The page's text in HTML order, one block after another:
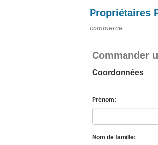
Propriétaires
commerce
Commander
Coordonnées
Prénom:
Nom de famille: